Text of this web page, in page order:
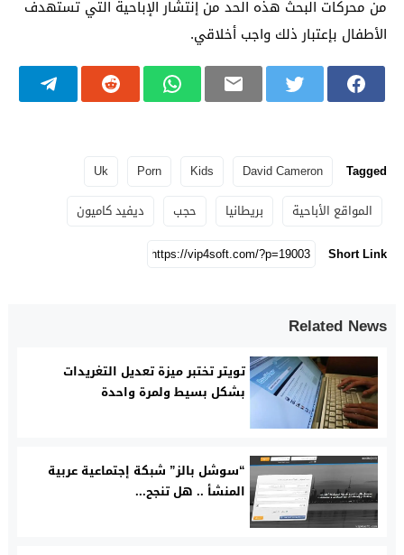
من محركات البحث هذه الحد من إنتشار الإباحية التي تستهدف
الأطفال بإعتبار ذلك واجب أخلاقي.
Tagged
David Cameron
Kids
Porn
Uk
المواقع الأباحية
بريطانيا حجب
ديفيد كاميون
Short Link
Related News
تويتر تختبر ميزة تعديل التغريدات
بشكل بسيط ولمرة واحدة
“سوشل بالز” شبكة إجتماعية عربية
المنشأ .. هل تنجح...